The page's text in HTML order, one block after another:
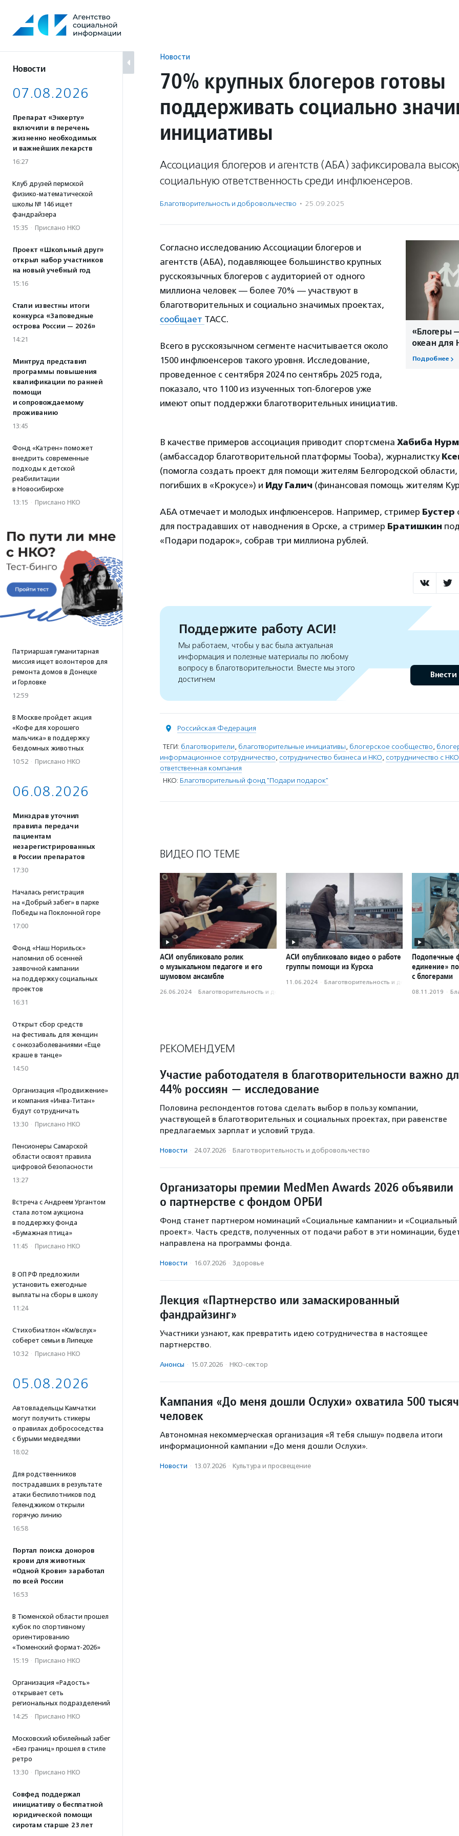
содержанию
Новости
07.08.2026
Препарат «Энхерту»
включили в перечень
жизненно необходимых
и важнейших лекарств
16:27
Клуб друзей пермской
физико-математической
школы № 146 ищет
фандрайзера
15:35 · Прислано НКО
Проект «Школьный друг»
открыл набор участников
на новый учебный год
15:16
Стали известны итоги
конкурса «Заповедные
острова России — 2026»
14:21
Минтруд представил
программы повышения
квалификации по ранней
помощи
и сопровождаемому
проживанию
13:45
Фонд «Катрен» поможет
внедрить современные
подходы к детской
реабилитации
в Новосибирске
13:15 · Прислано НКО
Патриаршая гуманитарная
миссия ищет волонтеров для
ремонта домов в Донецке
и Горловке
12:59
В Москве пройдет акция
«Кофе для хорошего
мальчика» в поддержку
бездомных животных
10:52 · Прислано НКО
06.08.2026
Минздрав уточнил
правила передачи
пациентам
незарегистрированных
в России препаратов
17:30
Началась регистрация
на «Добрый забег» в парке
Победы на Поклонной горе
17:00
Фонд «Наш Норильск»
напомнил об осенней
заявочной кампании
на поддержку социальных
проектов
16:31
Открыт сбор средств
на фестиваль для женщин
с онкозаболеваниями «Еще
краше в танце»
14:50
Организация «Продвижение»
и компания «Инва-Титан»
будут сотрудничать
13:30 · Прислано НКО
Пенсионеры Самарской
области освоят правила
цифровой безопасности
13:27
Встреча с Андреем Ургантом
стала лотом аукциона
в поддержку фонда
«Бумажная птица»
11:45 · Прислано НКО
В ОП РФ предложили
установить ежегодные
выплаты на сборы в школу
11:24
Стихобиатлон «Км/вслух»
соберет семьи в Липецке
10:32 · Прислано НКО
05.08.2026
Автовладельцы Камчатки
могут получить стикеры
о правилах добрососедства
с бурыми медведями
18:02
Для родственников
пострадавших в результате
атаки беспилотников под
Геленджиком открыли
горячую линию
16:58
Портал поиска доноров
крови для животных
«Одной Крови» заработал
по всей России
16:53
В Тюменской области прошел
кубок по спортивному
ориентированию
«Тюменский формат-2026»
15:19 · Прислано НКО
Организация «Радость»
открывает сеть
региональных подразделений
14:25 · Прислано НКО
Московский юбилейный забег
«Без границ» прошел в стиле
ретро
13:30 · Прислано НКО
Совфед поддержал
инициативу о бесплатной
юридической помощи
сиротам старше 23 лет
Новости
70% крупных блогеров готовы
поддерживать социально
инициативы
Ассоциация блогеров и агентств (АБА) зафиксировала
социальную ответственность среди инфлюенсеров.
Благотвори­тель­ность и доброволь­чест­во · 25.09.2025
«Блогеры
океан для
Подробнее
Согласно исследованию Ассоциации блогеров и
агентств (АБА), подавляющее большинство крупных
русскоязычных блогеров с аудиторией от одного
миллиона человек — более 70% — участвуют в
благотворительных и социально значимых проектах,
сообщает ТАСС.
Всего в русскоязычном сегменте насчитывается около
1500 инфлюенсеров такого уровня. Исследование,
проведенное с сентября 2024 по сентябрь 2025 года,
показало, что 1100 из изученных топ-блогеров уже
имеют опыт поддержки благотворительных инициатив.
В качестве примеров ассоциация приводит спортсмена Хабиба
(амбассадор благотворительной платформы Tooba), журналистку
(помогла создать проект для помощи жителям Белгородской
погибших в «Крокусе») и Иду Галич (финансовая помощь жителям
АБА отмечает и молодых инфлюенсеров. Например, стример Бустер
для пострадавших от наводнения в Орске, а стример Братишкин
«Подари подарок», собрав три миллиона рублей.
Поддержите работу АСИ!
Мы работаем, чтобы у вас была актуальная
информация и полезные материалы по любому
вопросу в благотворительности. Вместе мы этого
достигнем
Внести
Российская Федерация
ТЕГИ: благотворители, благотворительные инициативы, блогерское сообщество,
информационное сотрудничество, сотрудничество бизнеса и НКО, сотрудничество с НКО
ответственная компания
НКО: Благотворительный фонд "Подари подарок"
ВИДЕО ПО ТЕМЕ
АСИ опубликовало ролик
о музыкальном педагоге и его
шумовом ансамбле
26.06.2024 · Благотвори­тель­ность и доброволь­чест­во
АСИ опубликовало видео о работе
группы помощи из Курска
11.06.2024 · Благотвори­тель­ность и доброволь­чест­во
Подопечные
единение»
с блогерами
08.11.2019 ·
РЕКОМЕНДУЕМ
Участие работодателя в благотворительности важно
44% россиян — исследование
Половина респондентов готова сделать выбор в пользу компании,
участвующей в благотворительных и социальных проектах, при равенстве
предлагаемых зарплат и условий труда.
Новости · 24.07.2026 · Благотвори­тель­ность и доброволь­чест­во
Организаторы премии MedMen Awards 2026 объявили
о партнерстве с фондом ОРБИ
Фонд станет партнером номинаций «Социальные кампании» и «Социальный
проект». Часть средств, полученных от подачи работ в эти номинации,
направлена на программы фонда.
Новости · 16.07.2026 · Здоровье
Лекция «Партнерство или замаскированный
фандрайзинг»
Участники узнают, как превратить идею сотрудничества в настоящее
партнерство.
Анонсы · 15.07.2026 · НКО-сектор
Кампания «До меня дошли Ослухи» охватила 500 тысяч
человек
Автономная некоммерческая организация «Я тебя слышу» подвела итоги
информационной кампании «До меня дошли Ослухи».
Новости · 13.07.2026 · Культура и просвещение